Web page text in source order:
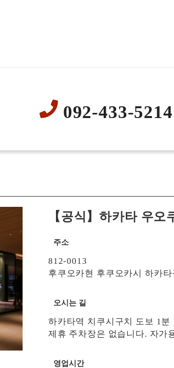
092-433-5214
【공식】하카타 우오
주소
812-0013
후쿠오카현 후쿠오카시 하카
오시는 길
하카타역 치쿠시구치 도보 1분
제휴 주차장은 없습니다. 자가
영업시간